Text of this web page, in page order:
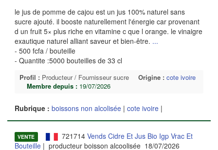
le jus de pomme de cajou est un jus 100% naturel sans
sucre ajouté. il booste naturellement l'énergie car provenant
d un fruit 5× plus riche en vitamine c que l orange. le vinaigre
exautique naturel alliant saveur et bien-être. ...
- 500 fcfa / bouteille
- Quantite :5000 bouteilles de 33 cl
Profil : Producteur / Fournisseur sucre Origine : cote ivoire
Membre depuis : 19/07/2026
Rubrique : boissons non alcolisée | cote ivoire |
VENTE 721714 Vends Cidre Et Jus Bio Igp Vrac Et
Bouteille | producteur boisson alcoolisée 18/07/2026